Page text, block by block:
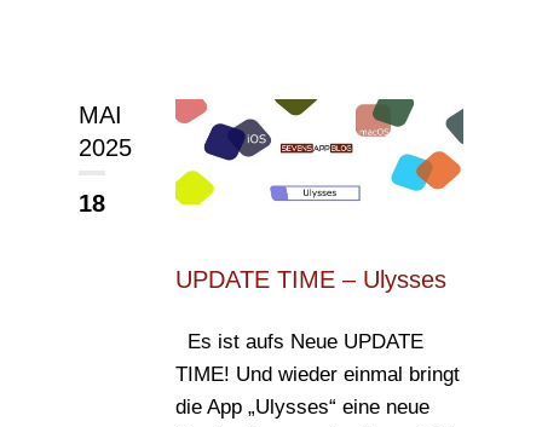
MAI
2025
18
UPDATE TIME – Ulysses
Es ist aufs Neue UPDATE
TIME! Und wieder einmal bringt
die App „Ulysses“ eine neue